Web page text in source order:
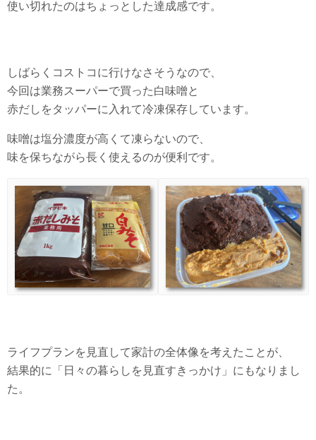
使い切れたのはちょっとした達成感です。
しばらくコストコに行けなさそうなので、
今回は業務スーパーで買った白味噌と
赤だしをタッパーに入れて冷凍保存しています。
味噌は塩分濃度が高くて凍らないので、
味を保ちながら長く使えるのが便利です。
ライフプランを見直して家計の全体像を考えたことが、
結果的に「日々の暮らしを見直すきっかけ」にもなりまし
た。